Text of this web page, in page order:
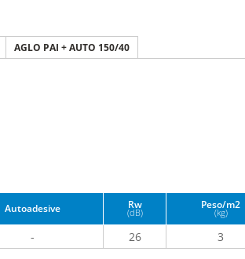
AGLO PAI + AUTO 150/40
Autoadesive Rw
(dB)
Peso/m2
(kg)
- 26 3